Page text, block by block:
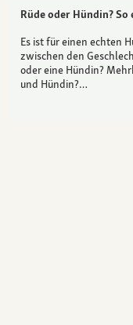
Rüde oder Hündin?
Es ist für einen echten
zwischen den
oder eine Hündin?
und Hündin?…